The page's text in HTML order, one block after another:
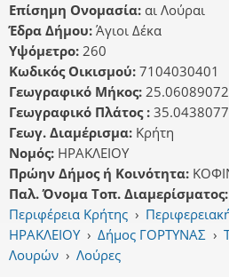
Επίσημη Ονομασία: αι Λούραι
Έδρα Δήμου: Άγιοι Δέκα
Υψόμετρο: 260
Κωδικός Οικισμού: 7104030401
Γεωγραφικό Μήκος:
Γεωγραφικό Πλάτος :
Γεωγ. Διαμέρισμα: Κρήτη
Νομός: ΗΡΑΚΛΕΙΟΥ
Πρώην Δήμος ή Κοινότητα:
Παλ. Όνομα Τοπ. Διαμερίσματος:
Περιφέρεια Κρήτης ›
ΗΡΑΚΛΕΙΟΥ › Δήμος ΓΟΡΤΥΝΑΣ ›
Λουρών › Λούρες